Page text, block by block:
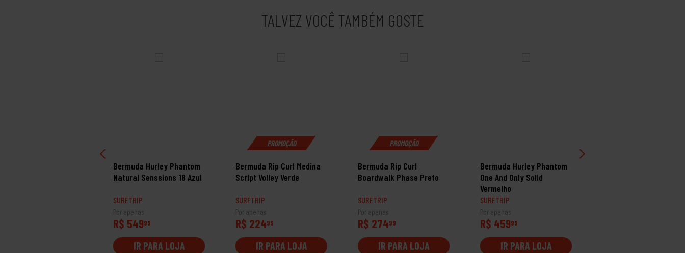
TALVEZ VOCÊ TAMBÉM GOSTE
Bermuda Hurley Phantom
Natural Senssions 18 Azul
SURFTRIP
Por apenas
R$ 54999
IR PARA LOJA
PROMOÇÃO
Bermuda Rip Curl Medina
Script Volley Verde
SURFTRIP
Por apenas
R$ 22499
IR PARA LOJA
PROMOÇÃO
Bermuda Rip Curl
Boardwalk Phase Preto
SURFTRIP
Por apenas
R$ 27499
IR PARA LOJA
Bermuda Hurley Phantom
One And Only Solid
Vermelho
SURFTRIP
Por apenas
R$ 45999
IR PARA LOJA